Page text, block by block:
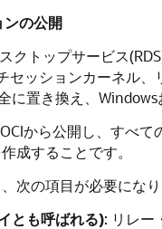
の公開
クトップサービス
セッションカーネル
に置き換え、
から公開し、すべ
成することです。
次の項目が必要になり
とも呼ばれる): リレー